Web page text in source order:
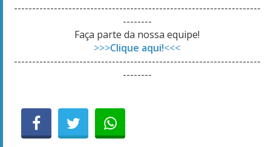
--------------------------------------------------------------------
--------
Faça parte da nossa equipe!
>>>Clique aqui!<<<
--------------------------------------------------------------------
--------